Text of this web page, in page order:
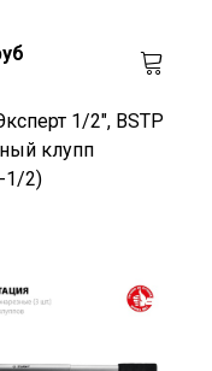
1/2", BSTP
клупп
1/2)